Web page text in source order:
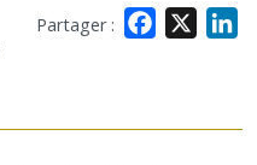
Partager : Facebook